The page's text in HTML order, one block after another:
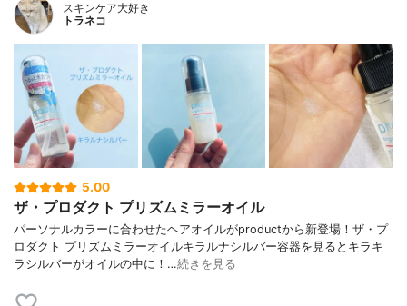
スキンケア大好き
トラネコ
5.00
ザ・プロダクト プリズムミラーオイル
パーソナルカラーに合わせたヘアオイルがproductから新登場！ザ・プ
ロダクト プリズムミラーオイルキラルナシルバー容器を見るとキラキ
ラシルバーがオイルの中に！…続きを見る